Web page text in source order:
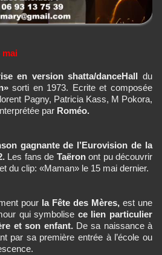
mai
en version shatta/danceHalldu
sorti en 1973. Ecrite et composée
Pagny, Patricia Kass, M Pokora,
par Roméo.
gagnante de l’Eurovision de la
Les fans de Taëronont pu découvrir
du clip: «Maman» le 15 mai dernier.
pour la Fête des Mères, est une
qui symbolise ce lien particulier
et son enfant. De sa naissance à
par sa première entrée à l’école ou